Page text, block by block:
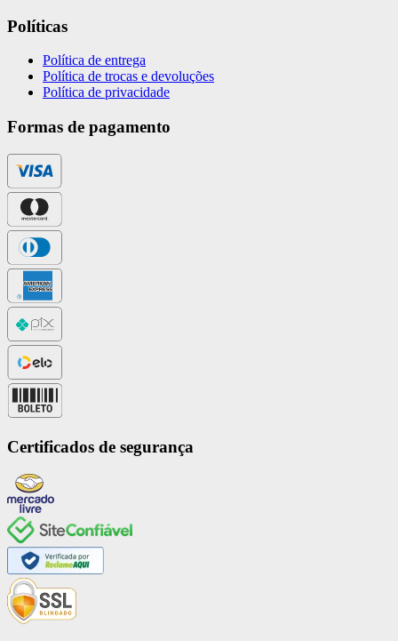
Políticas
Política de entrega
Política de trocas e devoluções
Política de privacidade
Formas de pagamento
Certificados de segurança